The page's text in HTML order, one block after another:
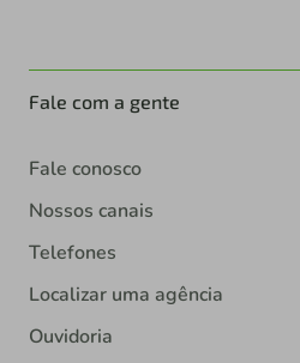
Fale com a gente
Fale conosco
Nossos canais
Telefones
Localizar uma agência
Ouvidoria